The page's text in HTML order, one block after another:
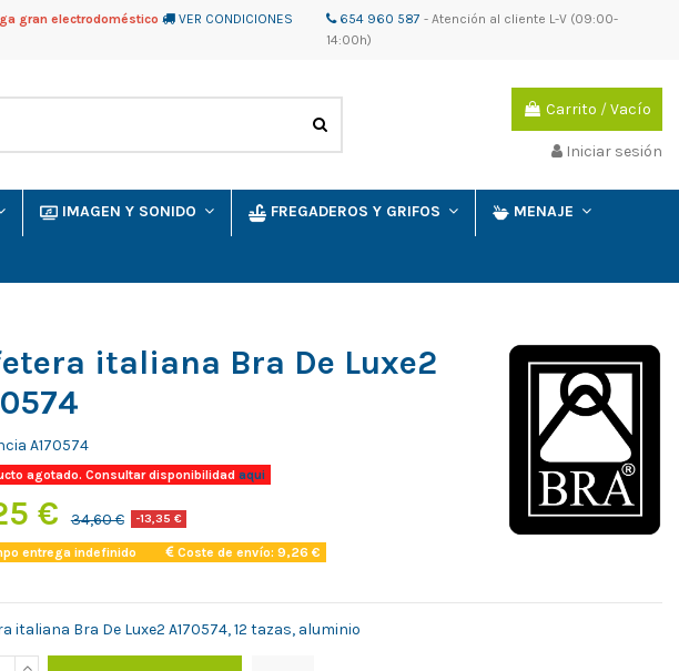
gran electrodoméstico VER CONDICIONES 654 960 587 - Atención al cliente L-V (09:00-
14:00h)
Carrito /Vacío
Iniciar sesión
IMAGEN Y SONIDO FREGADEROS Y GRIFOS MENAJE
italiana Bra De Luxe2
A170574
agotado. Consultar disponibilidadaqui
€ 34,60 € -13,35 €
entrega indefinido Coste de envío: 9,26 €
italiana Bra De Luxe2 A170574, 12 tazas, aluminio